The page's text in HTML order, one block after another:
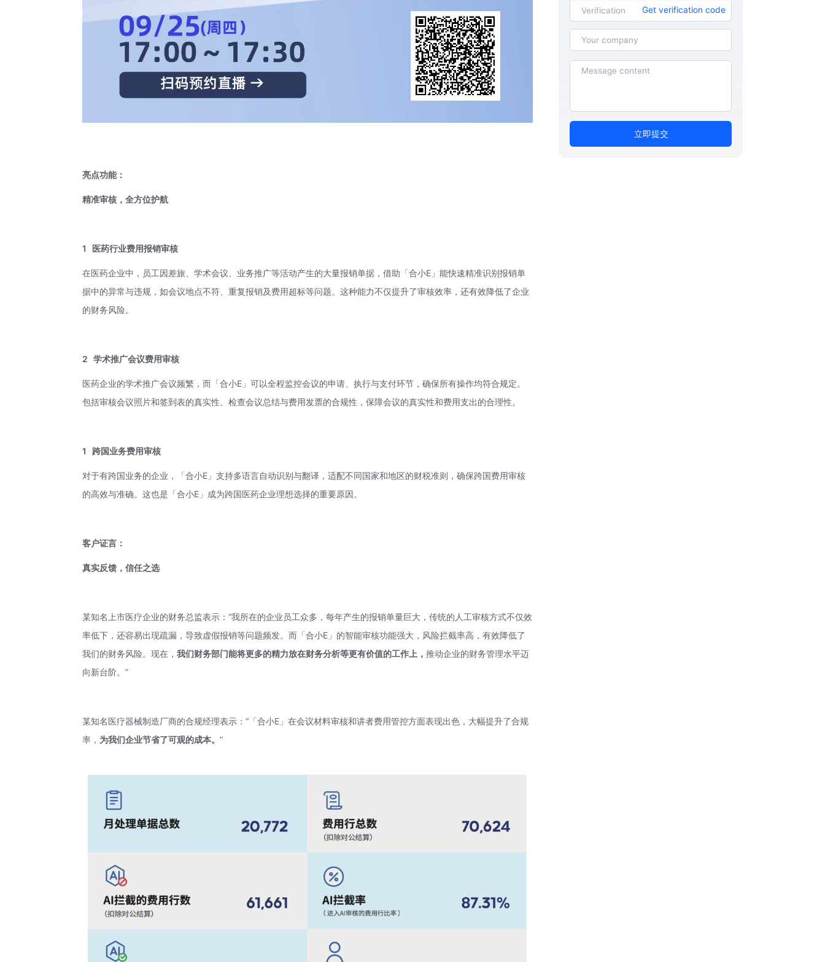
亮点功能：
精准审核，全方位护航
1 医药行业费用报销审核
在医药企业中，员工因差旅、学术会议、业务推广等活动产生的大量报销单据，借助「合小E」能快速精准识别报销单
据中的异常与违规，如会议地点不符、重复报销及费用超标等问题。这种能力不仅提升了审核效率，还有效降低了企业
的财务风险。
2学术推广会议费用审核
医药企业的学术推广会议频繁，而「合小E」可以全程监控会议的申请、执行与支付环节，确保所有操作均符合规定。
包括审核会议照片和签到表的真实性、检查会议总结与费用发票的合规性，保障会议的真实性和费用支出的合理性。
1 跨国业务费用审核
对于有跨国业务的企业，「合小E」支持多语言自动识别与翻译，适配不同国家和地区的财税准则，确保跨国费用审核
的高效与准确。这也是「合小E」成为跨国医药企业理想选择的重要原因。
客户证言：
真实反馈，信任之选
某知名上市医疗企业的财务总监表示：“我所在的企业员工众多，每年产生的报销单量巨大，传统的人工审核方式不仅效
率低下，还容易出现疏漏，导致虚假报销等问题频发。而「合小E」的智能审核功能强大，风险拦截率高，有效降低了
我们的财务风险。现在，我们财务部门能将更多的精力放在财务分析等更有价值的工作上，推动企业的财务管理水平迈
向新台阶。”
某知名医疗器械制造厂商的合规经理表示：“「合小E」在会议材料审核和讲者费用管控方面表现出色，大幅提升了合规
率， 为我们企业节省了可观的成本。”
Get verification code
立即提交